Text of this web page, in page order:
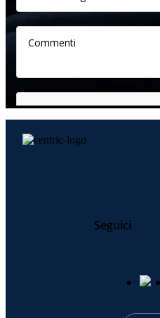
Seguici